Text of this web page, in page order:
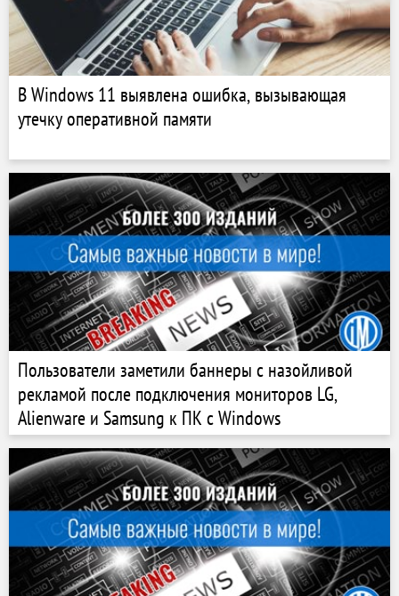
В Windows 11 выявлена ошибка, вызывающая
утечку оперативной памяти
Пользователи заметили баннеры с назойливой
рекламой после подключения мониторов LG,
Alienware и Samsung к ПК с Windows